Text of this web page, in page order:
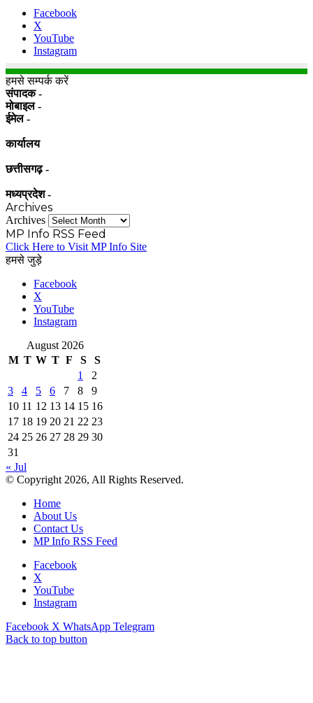
Facebook
X
YouTube
Instagram
हमसे सम्पर्क करें
संपादक -
मोबाइल -
ईमेल -
कार्यालय
छत्तीसगढ़ -
मध्यप्रदेश -
Archives
Archives
MP Info RSS Feed
Click Here to Visit MP Info Site
हमसे जुड़े
Facebook
X
YouTube
Instagram
August 2026
M T W T F S
S
1
2
3
4 5 6 7 8
9
10 11 12 13 14 15 16
17 18 19 20 21 22 23
24 25 26 27 28 29 30
31
« Jul
© Copyright 2026, All Rights Reserved.
Home
About Us
Contact Us
MP Info RSS Feed
Facebook
X
YouTube
Instagram
Facebook X WhatsApp Telegram
Back to top button